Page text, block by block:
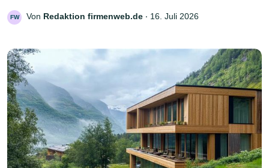
FW Von Redaktion firmenweb.de ‧ 16. Juli 2026